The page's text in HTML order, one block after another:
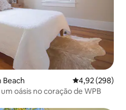
Beach 4,92 de uma
4,92 (298)
oásis no coração de WPB